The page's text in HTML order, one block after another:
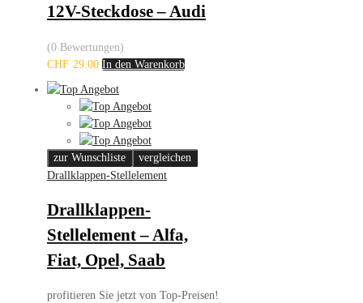
12V-Steckdose – Audi
(0 Bewertungen)
CHF 29.00 In den Warenkorb
zur Wunschliste
vergleichen
Drallklappen-Stellelement
Drallklappen-
Stellelement – Alfa,
Fiat, Opel, Saab
profitieren Sie jetzt von Top-Preisen!